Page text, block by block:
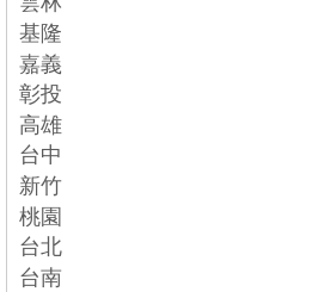
基隆
嘉義
彰投
高雄
台中
新竹
桃園
台北
台南